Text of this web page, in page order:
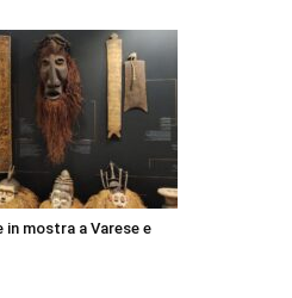
in mostra a Varese e